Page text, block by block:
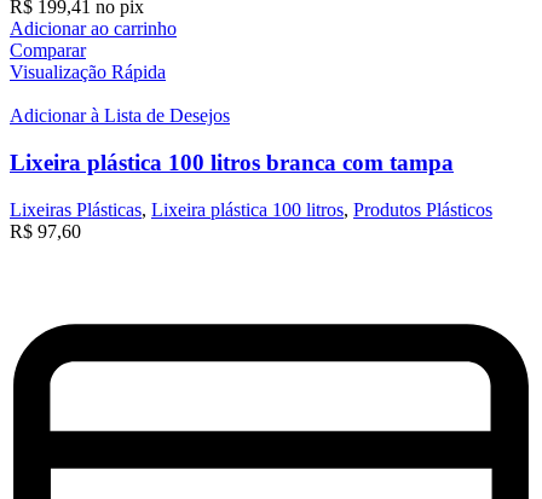
R$ 199,41 no pix
Adicionar ao carrinho
Comparar
Visualização Rápida
Adicionar à Lista de Desejos
Lixeira plástica 100 litros branca com tampa
Lixeiras Plásticas, Lixeira plástica 100 litros, Produtos Plásticos
R$ 97,60